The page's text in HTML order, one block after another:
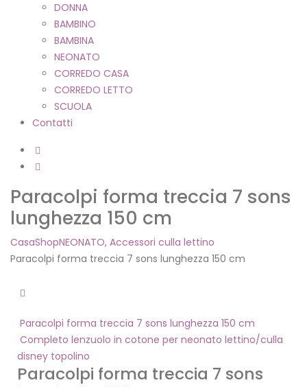
DONNA
BAMBINO
BAMBINA
NEONATO
CORREDO CASA
CORREDO LETTO
SCUOLA
Contatti
Paracolpi forma treccia 7 sons
lunghezza 150 cm
CasaShopNEONATO, Accessori culla lettino
Paracolpi forma treccia 7 sons lunghezza 150 cm
Paracolpi forma treccia 7 sons lunghezza 150 cm
Completo lenzuolo in cotone per neonato lettino/culla
disney topolino
Paracolpi forma treccia 7 sons